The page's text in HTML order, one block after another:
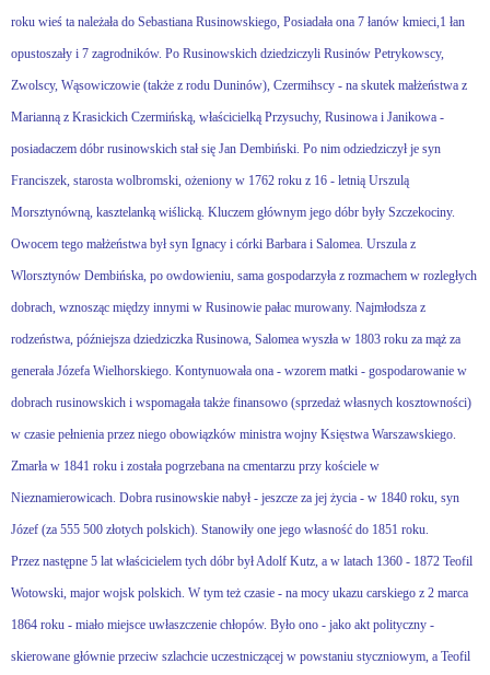
roku wieś ta należała do Sebastiana Rusinowskiego, Posiadała ona 7 łanów kmieci,1 łan
opustoszały i 7 zagrodników. Po Rusinowskich dziedziczyli Rusinów Petrykowscy,
Zwolscy, Wąsowiczowie (także z rodu Duninów), Czermihscy - na skutek małżeństwa z
Marianną z Krasickich Czermińską, właścicielką Przysuchy, Rusinowa i Janikowa -
posiadaczem dóbr rusinowskich stał się Jan Dembiński. Po nim odziedziczył je syn
Franciszek, starosta wolbromski, ożeniony w 1762 roku z 16 - letnią Urszulą
Morsztynówną, kasztelanką wiślicką. Kluczem głównym jego dóbr były Szczekociny.
Owocem tego małżeństwa był syn Ignacy i córki Barbara i Salomea. Urszula z
Wlorsztynów Dembińska, po owdowieniu, sama gospodarzyła z rozmachem w rozległych
dobrach, wznosząc między innymi w Rusinowie pałac murowany. Najmłodsza z
rodzeństwa, późniejsza dziedziczka Rusinowa, Salomea wyszła w 1803 roku za mąż za
generała Józefa Wielhorskiego. Kontynuowała ona - wzorem matki - gospodarowanie w
dobrach rusinowskich i wspomagała także finansowo (sprzedaż własnych kosztowności)
w czasie pełnienia przez niego obowiązków ministra wojny Księstwa Warszawskiego.
Zmarła w 1841 roku i została pogrzebana na cmentarzu przy kościele w
Nieznamierowicach. Dobra rusinowskie nabył - jeszcze za jej życia - w 1840 roku, syn
Józef (za 555 500 złotych polskich). Stanowiły one jego własność do 1851 roku.
Przez następne 5 lat właścicielem tych dóbr był Adolf Kutz, a w latach 1360 - 1872 Teofil
Wotowski, major wojsk polskich. W tym też czasie - na mocy ukazu carskiego z 2 marca
1864 roku - miało miejsce uwłaszczenie chłopów. Było ono - jako akt polityczny -
skierowane głównie przeciw szlachcie uczestniczącej w powstaniu styczniowym, a Teofil